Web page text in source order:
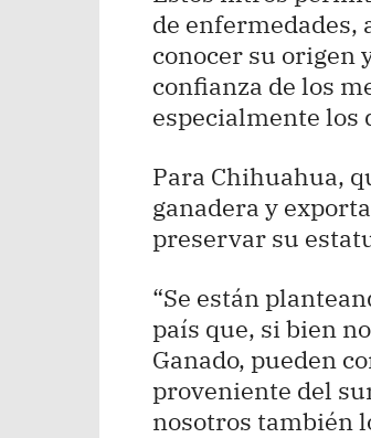
de enfermedades,
conocer su origen
confianza de los
especialmente los
Para Chihuahua,
ganadera y
preservar su
“Se están
país que, si bien
Ganado, pueden
proveniente del
nosotros también